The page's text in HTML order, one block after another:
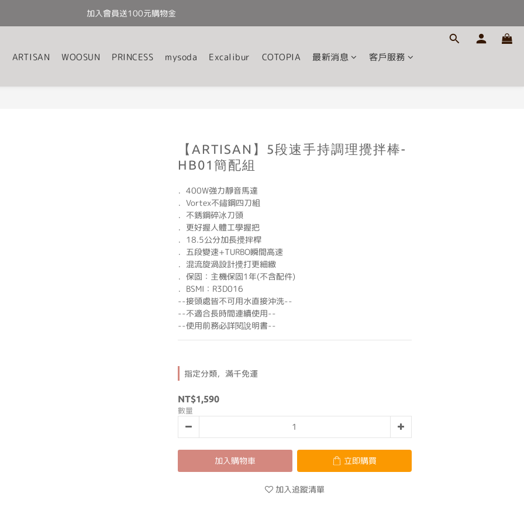
全館滿千免運
加入會員送100元購物金
ARTISAN WOOSUN PRINCESS mysoda Excalibur COTOPIA 最新消息 客戶服務
【ARTISAN】5段速手持調理攪拌棒-
HB01簡配組
．400W強力靜音馬達
．Vortex不鏽鋼四刀組
．不銹鋼碎冰刀頭
．更好握人體工學握把
．18.5公分加長攪拌桿
．五段變速+TURBO瞬間高速
．混流旋渦設計攪打更細緻
．保固：主機保固1年(不含配件)
．BSMI：R3D016
--接頭處皆不可用水直接沖洗--
--不適合長時間連續使用--
--使用前務必詳閱說明書--
指定分類，滿千免運
NT$1,590
數量
加入購物車 立即購買
加入追蹤清單